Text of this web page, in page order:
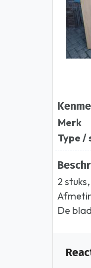
Merk
Type /
2
De